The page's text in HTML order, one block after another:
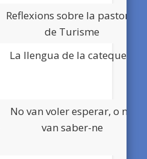
Reflexions sobre la pastoral
de Turisme
La llengua de la catequesi
No van voler esperar, o no
van saber-ne